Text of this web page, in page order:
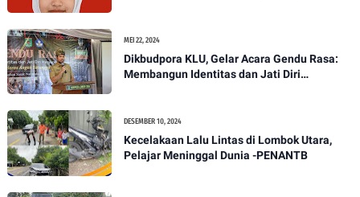
MEI 22, 2024
Dikbudpora KLU, Gelar Acara Gendu Rasa:
Membangun Identitas dan Jati Diri
DESEMBER 10, 2024
Kecelakaan Lalu Lintas di Lombok Utara,
Pelajar Meninggal Dunia -PENANTB